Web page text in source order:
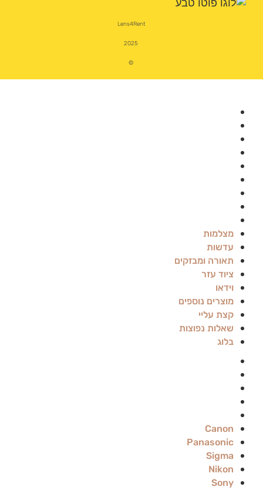
Lens4Rent
2025
©
מצלמות
עדשות
תאורה ומבזקים
ציוד עזר
וידאו
מוצרים נוספים
קצת עליי
שאלות נפוצות
בלוג
Canon
Panasonic
Sigma
Nikon
Sony